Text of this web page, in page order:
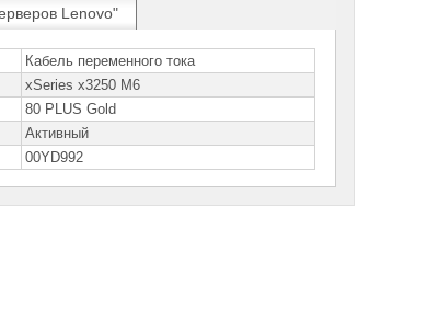
Lenovo"
Кабель переменного тока
xSeries x3250 M6
80 PLUS Gold
Aктивный
00YD992